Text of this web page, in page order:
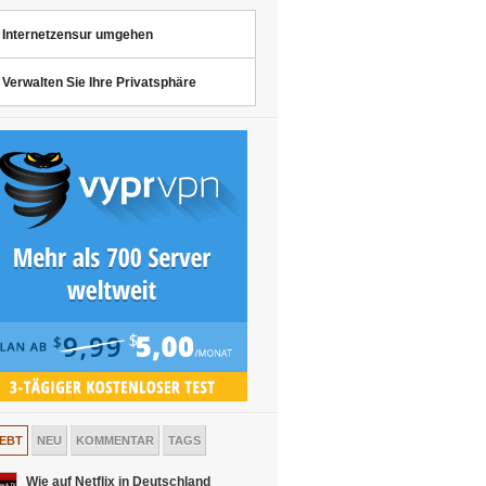
Internetzensur umgehen
Verwalten Sie Ihre Privatsphäre
NEU KOMMENTAR TAGS
Wie auf Netflix in Deutschland